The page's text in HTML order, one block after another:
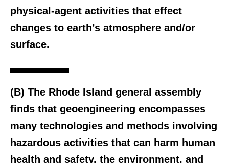
physical-agent activities that effect
changes to earth’s atmosphere and/or
surface.
(B) The Rhode Island general assembly
finds that geoengineering encompasses
many technologies and methods involving
hazardous activities that can harm human
health and safety, the environment, and